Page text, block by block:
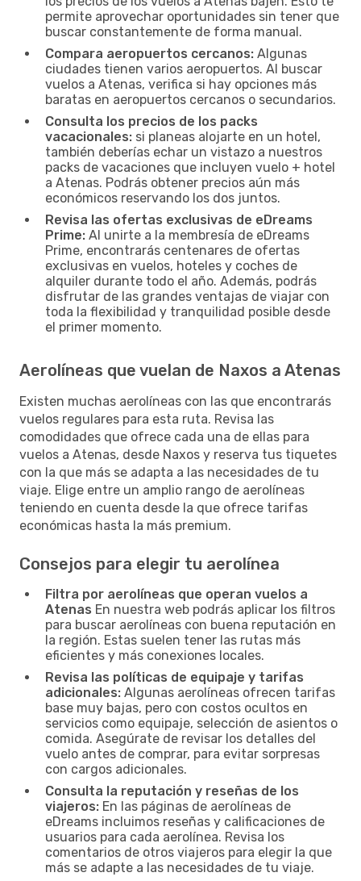
permite aprovechar oportunidades sin tener que
buscar constantemente de forma manual.
Compara aeropuertos cercanos: Algunas
ciudades tienen varios aeropuertos. Al buscar
vuelos a Atenas, verifica si hay opciones más
baratas en aeropuertos cercanos o secundarios.
Consulta los precios de los packs
vacacionales: si planeas alojarte en un hotel,
también deberías echar un vistazo a nuestros
packs de vacaciones que incluyen vuelo + hotel
a Atenas. Podrás obtener precios aún más
económicos reservando los dos juntos.
Revisa las ofertas exclusivas de eDreams
Prime: Al unirte a la membresía de eDreams
Prime, encontrarás centenares de ofertas
exclusivas en vuelos, hoteles y coches de
alquiler durante todo el año. Además, podrás
disfrutar de las grandes ventajas de viajar con
toda la flexibilidad y tranquilidad posible desde
el primer momento.
Aerolíneas que vuelan de Naxos a Atenas
Existen muchas aerolíneas con las que encontrarás
vuelos regulares para esta ruta. Revisa las
comodidades que ofrece cada una de ellas para
vuelos a Atenas, desde Naxos y reserva tus tiquetes
con la que más se adapta a las necesidades de tu
viaje. Elige entre un amplio rango de aerolíneas
teniendo en cuenta desde la que ofrece tarifas
económicas hasta la más premium.
Consejos para elegir tu aerolínea
Filtra por aerolíneas que operan vuelos a
Atenas En nuestra web podrás aplicar los filtros
para buscar aerolíneas con buena reputación en
la región. Estas suelen tener las rutas más
eficientes y más conexiones locales.
Revisa las políticas de equipaje y tarifas
adicionales: Algunas aerolíneas ofrecen tarifas
base muy bajas, pero con costos ocultos en
servicios como equipaje, selección de asientos o
comida. Asegúrate de revisar los detalles del
vuelo antes de comprar, para evitar sorpresas
con cargos adicionales.
Consulta la reputación y reseñas de los
viajeros: En las páginas de aerolíneas de
eDreams incluimos reseñas y calificaciones de
usuarios para cada aerolínea. Revisa los
comentarios de otros viajeros para elegir la que
más se adapte a las necesidades de tu viaje.